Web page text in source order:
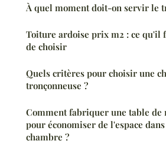
À quel moment doit-on servir le
Toiture ardoise prix m2 : ce qu'il
de choisir
Quels critères pour choisir une
tronçonneuse ?
Comment fabriquer une table de
pour économiser de l'espace
chambre ?